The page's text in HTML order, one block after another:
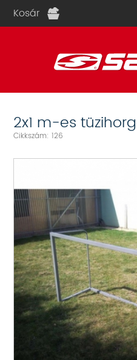
Kosár
2x1 m-es
Cikkszám: 126